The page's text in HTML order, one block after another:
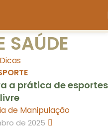
SAÚDE
Dicas
a prática de esportes
de Manipulação
de 2025 0